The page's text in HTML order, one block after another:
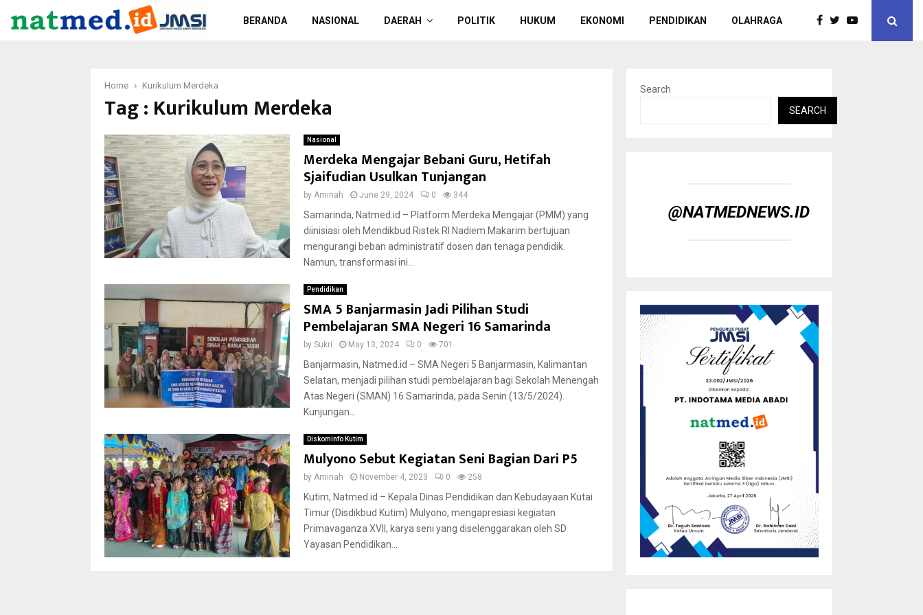
BERANDA NASIONAL DAERAH POLITIK HUKUM EKONOMI PENDIDIKAN OLAHRAGA
Home Kurikulum Merdeka
Tag : Kurikulum Merdeka
Nasional
Merdeka Mengajar Bebani Guru, Hetifah
Sjaifudian Usulkan Tunjangan
by Aminah June 29, 2024 0 344
Samarinda, Natmed.id – Platform Merdeka Mengajar (PMM) yang
diinisiasi oleh Mendikbud Ristek RI Nadiem Makarim bertujuan
mengurangi beban administratif dosen dan tenaga pendidik.
Namun, transformasi ini...
Pendidikan
SMA 5 Banjarmasin Jadi Pilihan Studi
Pembelajaran SMA Negeri 16 Samarinda
by Sukri May 13, 2024 0 701
Banjarmasin, Natmed.id – SMA Negeri 5 Banjarmasin, Kalimantan
Selatan, menjadi pilihan studi pembelajaran bagi Sekolah Menengah
Atas Negeri (SMAN) 16 Samarinda, pada Senin (13/5/2024).
Kunjungan...
Diskominfo Kutim
Mulyono Sebut Kegiatan Seni Bagian Dari P5
by Aminah November 4, 2023 0 258
Kutim, Natmed.id – Kepala Dinas Pendidikan dan Kebudayaan Kutai
Timur (Disdikbud Kutim) Mulyono, mengapresiasi kegiatan
Primavaganza XVII, karya seni yang diselenggarakan oleh SD
Yayasan Pendidikan...
Search
SEARCH
@NATMEDNEWS.ID